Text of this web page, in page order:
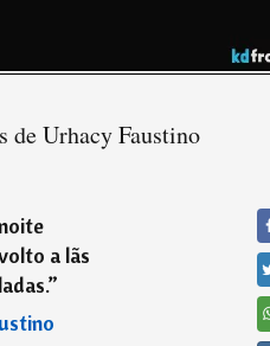
de Urhacy Faustino
a lãs
”